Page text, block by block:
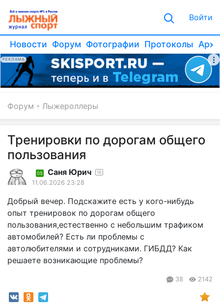
Войти
Новости Форум Фотографии Протоколы
РЕКЛАМА
Форум Лыжероллеры
Тренировки по дорогам общего
пользования
05 Саня Юрич 16
11.06.2026 23:28
Добрый вечер. Подскажите есть у кого-нибудь
опыт тренировок по дорогам общего
пользования,естественно с небольшим трафиком
автомобилей? Есть ли проблемы с
автолюбителями и сотрудниками. ГИБДД? Как
решаете возникающие проблемы?
38 2142